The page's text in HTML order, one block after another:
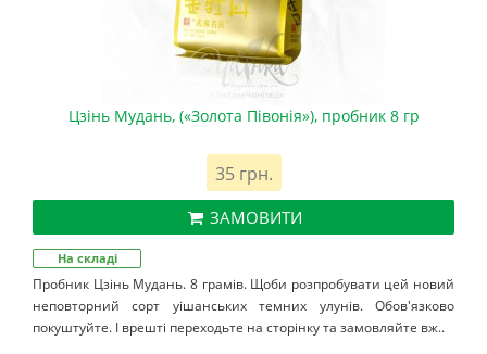
Цзінь Мудань, («Золота Півонія»), пробник 8 гр
35 грн.
ЗАМОВИТИ
На складі
Пробник Цзінь Мудань. 8 грамів. Щоби розпробувати цей новий
неповторний сорт уішанських темних улунів. Обов'язково
покуштуйте. І врешті переходьте на сторінку та замовляйте вж..